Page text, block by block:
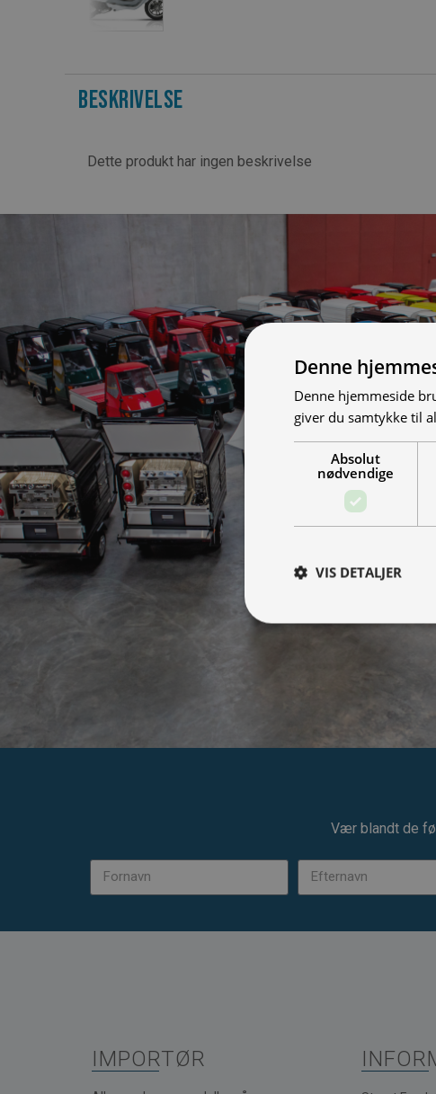
Beskrivelse
Dette produkt har ingen beskrivelse
Vær blandt de
IMPORTØR
Denne
Denne hjemmeside
giver du samtykke til
Absolut
nødvendige
VIS DETALJER